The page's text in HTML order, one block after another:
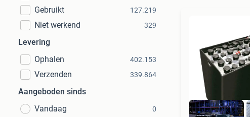
Gebruikt 127.219
Niet werkend 329
Levering
Ophalen
402.153
Verzenden 339.864
Aangeboden sinds
Vandaag
0